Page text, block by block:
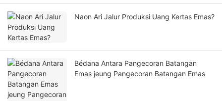
Naon Ari Jalur Produksi Uang Kertas Emas?
Bédana Antara Pangecoran Batangan
Emas jeung Pangecoran Batangan Emas